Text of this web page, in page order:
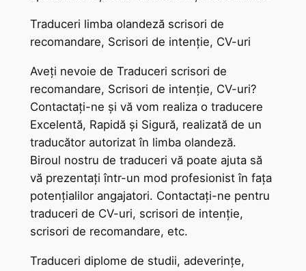
Traduceri limba olandeză scrisori de
recomandare, Scrisori de intenție, CV-uri
Aveți nevoie de Traduceri scrisori de
recomandare, Scrisori de intenție, CV-uri?
Contactați-ne și vă vom realiza o traducere
Excelentă, Rapidă și Sigură, realizată de un
traducător autorizat în limba olandeză.
Biroul nostru de traduceri vă poate ajuta să
vă prezentați într-un mod profesionist în fața
potențialilor angajatori. Contactați-ne pentru
traduceri de CV-uri, scrisori de intenție,
scrisori de recomandare, etc.
Traduceri diplome de studii, adeverințe,